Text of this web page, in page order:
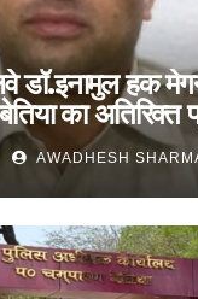
डॉ.इनामुल हक
का अतिरिक्त
AWADHESH